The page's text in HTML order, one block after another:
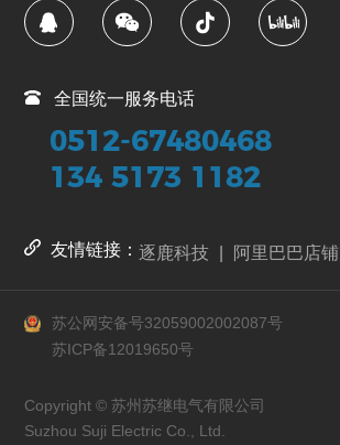
全国统一服务电话
0512-67480468
134 5173 1182
友情链接：逐鹿科技 阿里巴巴店铺
苏公网安备号32059002002087号
苏ICP备12019650号
Copyright © 苏州苏继电气有限公司
Suzhou Suji Electric Co., Ltd.